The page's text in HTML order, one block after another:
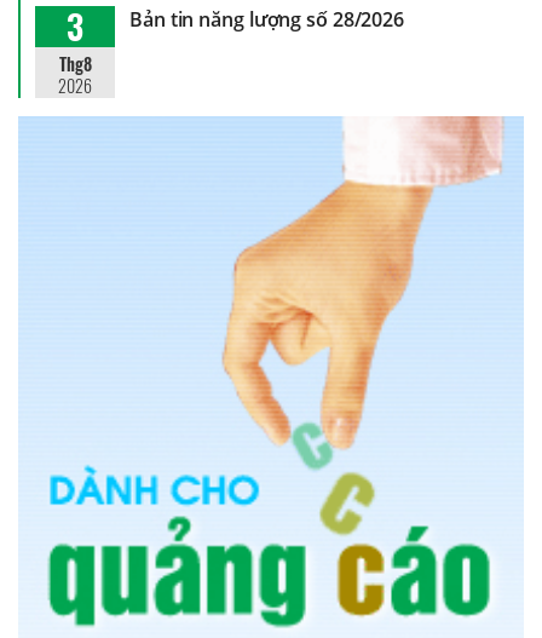
3
Thg8
2026
Bản tin năng lượng số 28/2026